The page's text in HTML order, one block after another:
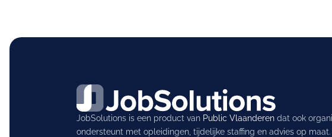
JobSolutions is een product van Public Vlaanderendat ook
ondersteunt met opleidingen, tijdelijke staffing en advies op maat.